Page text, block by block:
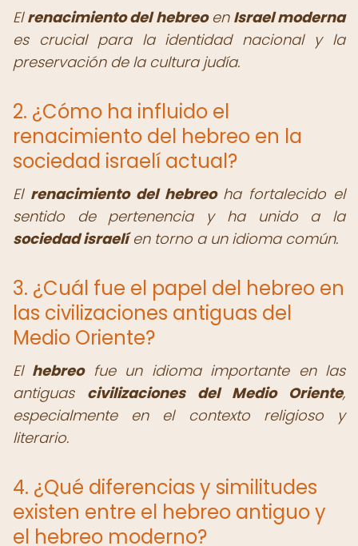
Elrenacimiento del hebreoen Israel moderna
es crucial para la identidad nacional y la
preservación de la cultura judía.
2. ¿Cómo ha influido el
renacimiento del hebreo en la
sociedad israelí actual?
El renacimiento del hebreoha fortalecido el
sentido de pertenencia y ha unido a la
sociedad israelíen torno a un idioma común.
3. ¿Cuál fue el papel del hebreo en
las civilizaciones antiguas del
Medio Oriente?
El hebreofue un idioma importante en las
antiguas civilizaciones del Medio Oriente,
especialmente en el contexto religioso y
literario.
4. ¿Qué diferencias y similitudes
existen entre el hebreo antiguo y
el hebreo moderno?